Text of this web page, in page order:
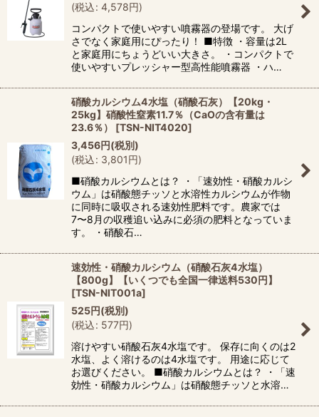
(税込: 4,578円)
コンパクトで使いやすい噴霧器の登場です。 大げ
さでなく家庭用にぴったり！ ■特徴 ・容量は2L
と家庭用にちょうどいい大きさ。 ・コンパクトで
使いやすいプレッシャー型高性能噴霧器 ・ハ…
硝酸カルシウム4水塩（硝酸石灰）【20kg・
25kg】硝酸性窒素11.7％（CaOの含有量は
23.6％）
[TSN-NIT4020]
3,456円(税別)
(税込: 3,801円)
■硝酸カルシウムとは？ ・「速効性・硝酸カルシ
ウム」は硝酸態チッソと水溶性カルシウムが作物
に同時に吸収される速効性肥料です。農家では
7〜8月の収穫追い込みに必須の肥料となっていま
す。 ・硝酸石…
速効性・硝酸カルシウム（硝酸石灰4水塩）
【800g】【いくつでも全国一律送料530円】
[TSN-NIT001a]
525円(税別)
(税込: 577円)
溶けやすい硝酸石灰4水塩です。 保存に向くのは2
水塩、よく溶けるのは4水塩です。 用途に応じて
お選びください。 ■硝酸カルシウムとは？ ・「速
効性・硝酸カルシウム」は硝酸態チッソと水溶…